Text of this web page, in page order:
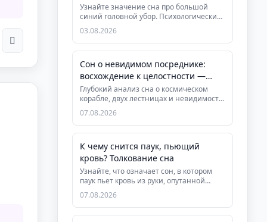
Узнайте значение сна про большой
синий головной убор. Психологический
и духовный анализ символа, рек...
03.08.2026
Сон о невидимом посреднике:
восхождение к целостности —
толкование
Глубокий анализ сна о космическом
корабле, двух лестницах и невидимости.
Раскрываем символизм интегр...
07.08.2026
К чему снится паук, пьющий
кровь? Толкование сна
Узнайте, что означает сон, в котором
паук пьет кровь из руки, опутанной
паутиной. Глубокий анализ си...
07.08.2026